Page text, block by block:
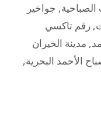
, جواخير
, رقم تاكسي
, مدينة الخيران
الأحمد البحرية,